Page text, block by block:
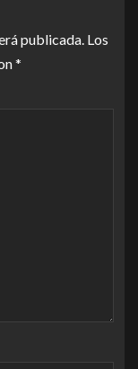
publicada. Los
*